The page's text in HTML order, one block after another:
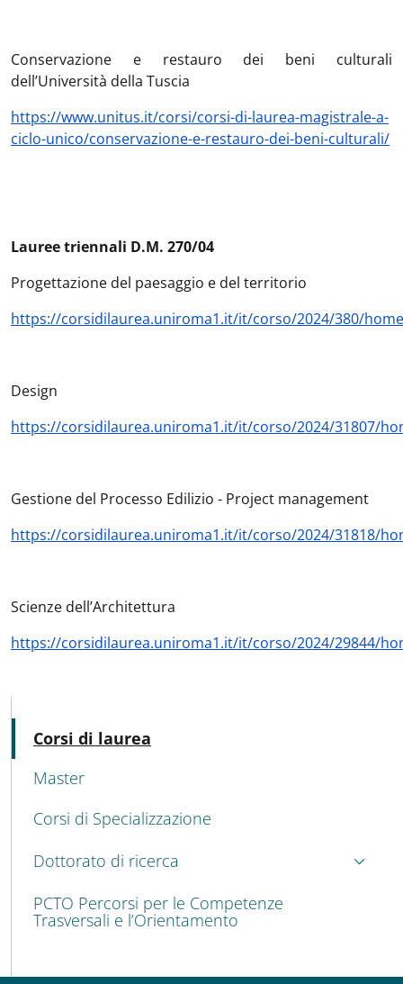
Conservazione e restauro dei beni culturali
dell’Università della Tuscia
https://www.unitus.it/corsi/corsi-di-laurea-magistrale-a-
ciclo-unico/conservazione-e-restauro-dei-beni-culturali/
Lauree triennali D.M. 270/04
Progettazione del paesaggio e del territorio
https://corsidilaurea.uniroma1.it/it/corso/2024/380/home
Design
https://corsidilaurea.uniroma1.it/it/corso/2024/31807/
Gestione del Processo Edilizio - Project management
https://corsidilaurea.uniroma1.it/it/corso/2024/31818/
Scienze dell’Architettura
https://corsidilaurea.uniroma1.it/it/corso/2024/29844/
MENU CEV SECOND NAVIGATION
Corsi di laurea
Master
Corsi di Specializzazione
Dottorato di ricerca
PCTO Percorsi per le Competenze
Trasversali e l’Orientamento